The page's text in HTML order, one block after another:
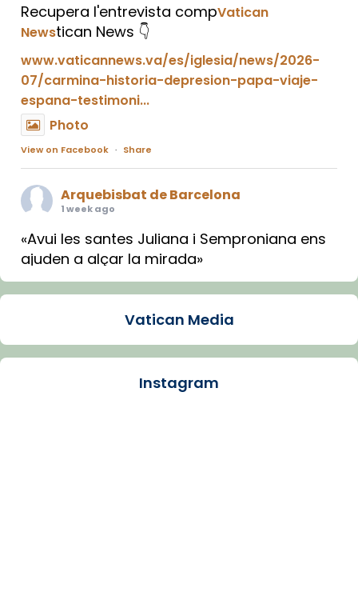
Recupera l'entrevista compVatican
Newstican News 👇
www.vaticannews.va/es/iglesia/news/2026-
07/carmina-historia-depresion-papa-viaje-
espana-testimoni...
Photo
View on Facebook · Share
Arquebisbat de Barcelona
1 week ago
«Avui les santes Juliana i Semproniana ens
ajuden a alçar la mirada»
Mons. Sergi Gordo, bisbe de Tortosa, ha
Santes de Mataró.
🔗tinyurl.com/cvu5jmbk
Vatican Media
Instagram